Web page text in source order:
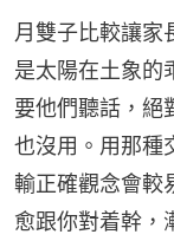
月雙子比較讓家
是太陽在土象的
要他們聽話，絕
也沒用。用那種
輸正確觀念會較
愈跟你對着幹，